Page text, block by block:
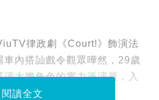
律政劇《Court!》飾演法
內搭訕戲令觀眾嘩然，29歲
大膽角色的實力派演員，入
中精彩。
閱讀全文